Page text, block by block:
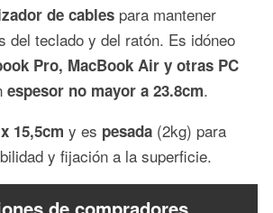
de cables para mantener
del teclado y del ratón. Es idóneo
Pro, MacBook Air y otras PC
espesor no mayor a 23.8cm.
15,5cm y es pesada (2kg) para
y fijación a la superficie.